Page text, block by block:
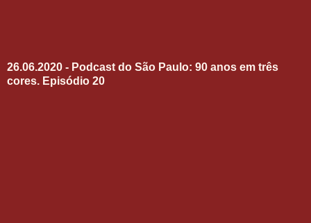
26.06.2020 - Podcast do São Paulo: 90 anos em três
cores. Episódio 20